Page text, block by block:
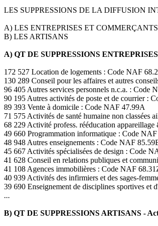
LES SUPPRESSIONS DE LA DIFFUSION
A) LES ENTREPRISES ET COMMERÇANTS
B) LES ARTISANS
A) QT DE SUPPRESSIONS
172 527 Location de logements : Code NAF
130 289 Conseil pour les affaires et autres
96 405 Autres services personnels n.c.a. : Code
90 195 Autres activités de poste et de courrier :
89 393 Vente à domicile : Code NAF 47.99A
71 575 Activités de santé humaine non classées
68 229 Activité profess. rééducation
49 660 Programmation informatique : Code
48 948 Autres enseignements : Code NAF
45 667 Activités spécialisées de design : Code
41 628 Conseil en relations publiques et
41 108 Agences immobilières : Code NAF
40 939 Activités des infirmiers et des sages-
39 690 Enseignement de disciplines sportives
...
B) QT DE SUPPRESSIONS ARTISANS -